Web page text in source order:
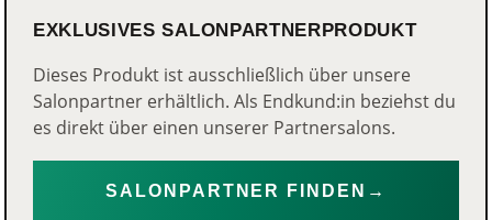
EXKLUSIVES SALONPARTNERPRODUKT
Dieses Produkt ist ausschließlich über unsere
Salonpartner erhältlich. Als Endkund:in beziehst du
es direkt über einen unserer Partnersalons.
SALONPARTNER FINDEN →